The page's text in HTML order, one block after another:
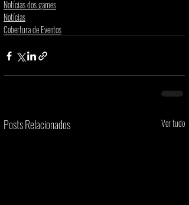
Notícias dos games
Notícias
Cobertura de Eventos
Posts Relacionados Ver tudo